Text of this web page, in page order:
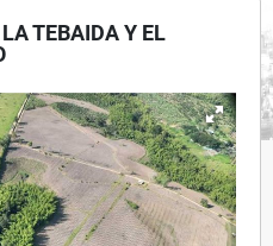
TEBAIDA Y EL